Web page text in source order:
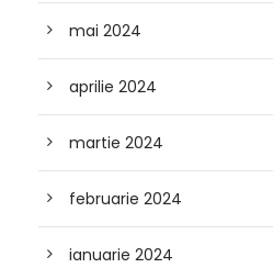
mai 2024
aprilie 2024
martie 2024
februarie 2024
ianuarie 2024